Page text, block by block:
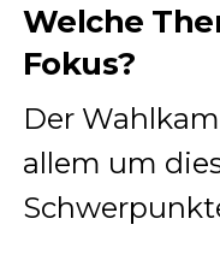
Welche
Fokus?
Der
allem um